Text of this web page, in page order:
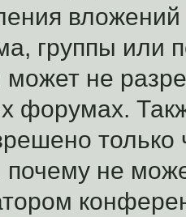
группы или
не
форумах.
почему не